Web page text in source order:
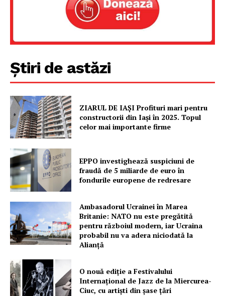
Un proiect
FREEDOM HOUSE ROMÂNIA
PRESShub
Despre noi / Echipa
Proiecte editoriale
Rețea
Contact
Știri de astăzi
ZIARUL DE IAȘI Profituri mari pentru
constructorii din Iași în 2025. Topul
celor mai importante firme
EPPO investighează suspiciuni de
fraudă de 5 miliarde de euro în
fondurile europene de redresare
Ambasadorul Ucrainei în Marea
Britanie: NATO nu este pregătită
pentru războiul modern, iar Ucraina
probabil nu va adera niciodată la
Alianță
O nouă ediţie a Festivalului
Internaţional de Jazz de la Miercurea-
Ciuc, cu artişti din şase ţări